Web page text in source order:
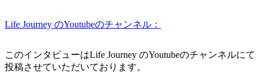
Life Journey のYoutubeのチャンネル：
このインタビューはLife Journey のYoutubeのチャンネルにて
投稿させていただいております。